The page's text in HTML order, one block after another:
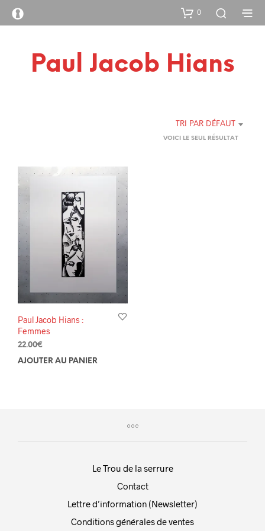
0
Paul Jacob Hians
TRI PAR DÉFAUT
VOICI LE SEUL RÉSULTAT
Paul Jacob Hians :
Femmes
22.00€
AJOUTER AU PANIER
Le Trou de la serrure
Contact
Lettre d’information (Newsletter)
Conditions générales de ventes